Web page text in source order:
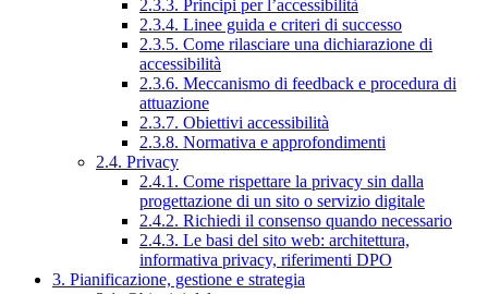
2.3.3. Principi per l’accessibilità
2.3.4. Linee guida e criteri di successo
2.3.5. Come rilasciare una dichiarazione di
accessibilità
2.3.6. Meccanismo di feedback e procedura di
attuazione
2.3.7. Obiettivi accessibilità
2.3.8. Normativa e approfondimenti
2.4. Privacy
2.4.1. Come rispettare la privacy sin dalla
progettazione di un sito o servizio digitale
2.4.2. Richiedi il consenso quando necessario
2.4.3. Le basi del sito web: architettura,
informativa privacy, riferimenti DPO
3. Pianificazione, gestione e strategia